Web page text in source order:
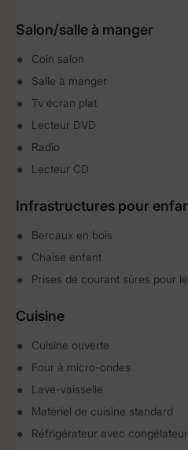
Salon/salle à manger
Coin salon
Salle à manger
Tv écran plat
Lecteur DVD
Radio
Lecteur CD
Infrastructures pour
Bercaux en bois
Chaise enfant
Prises de courant sûres pour
Cuisine
Cuisine ouverte
Four à micro-ondes
Lave-vaisselle
Matériel de cuisine standard
Réfrigérateur avec congélateur